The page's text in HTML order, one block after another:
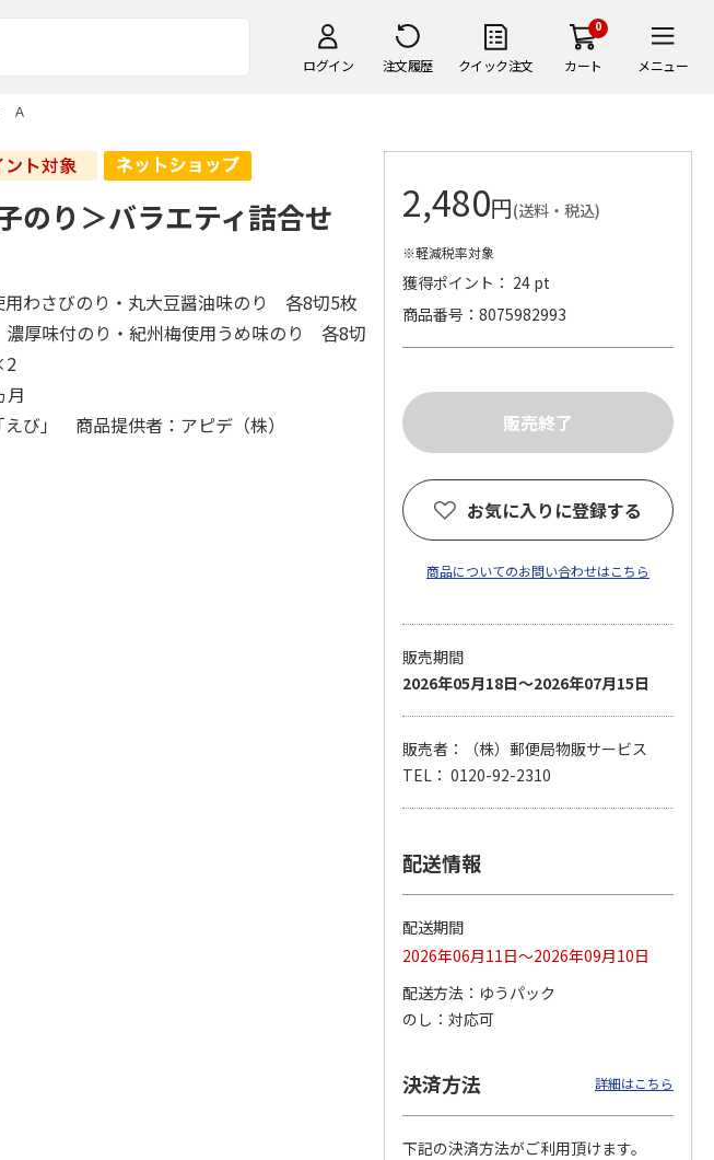
ログイン 注文履歴 クイック注文
0
カート メニュー
Ａ
【グリーティング切
円…
4.8（11）
5,500円
4.6（7）
11,000円
のり＞バラエティ詰合せ
わさびのり・丸大豆醤油味のり 各8切5枚
濃厚味付のり・紀州梅使用うめ味のり 各8切
月
び」 商品提供者：アピデ（株）
2,480円(送料・税込)
※軽減税率対象
獲得ポイント： 24 pt
商品番号
8075982993
お気に入りに登録する
商品についてのお問い合わせはこちら
販売期間
2026年05月18日～2026年07月15日
販売者：（株）郵便局物販サービス
TEL： 0120-92-2310
配送情報
配送期間
2026年06月11日～2026年09月10日
配送方法
ゆうパック
のし
対応可
決済方法 詳細はこちら
下記の決済方法がご利用頂けます。